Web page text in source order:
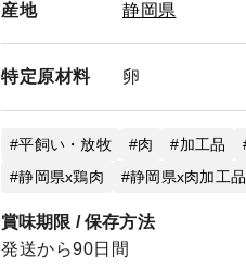
産地 静岡県
特定原材料 卵
平飼い・放牧 肉 加工品
静岡県x鶏肉
静岡県x肉加工品
賞味期限 / 保存方法
発送から90日間